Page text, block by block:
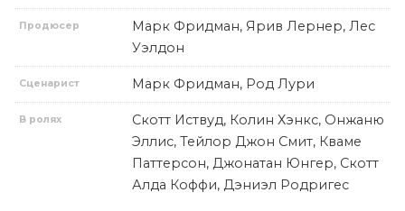
Продюсер
Марк Фридман, Ярив Лернер, Лес
Уэлдон
Сценарист Марк Фридман, Род Лури
В ролях
Скотт Иствуд, Колин Хэнкс, Онжаню
Эллис, Тейлор Джон Смит, Кваме
Паттерсон, Джонатан Юнгер, Скотт
Алда Коффи, Дэниэл Родригес